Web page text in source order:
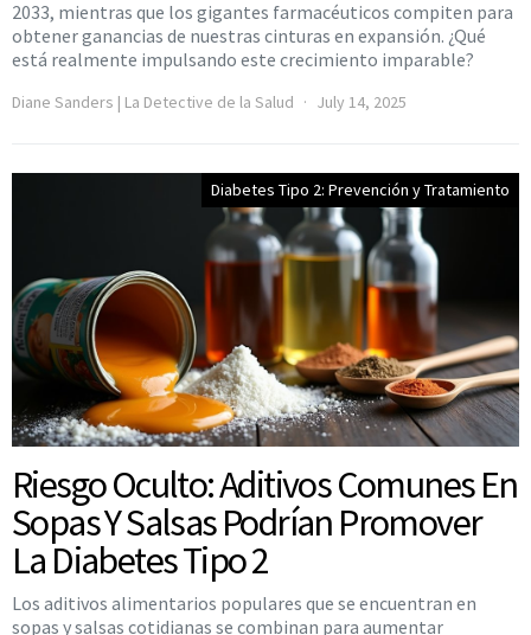
2033, mientras que los gigantes farmacéuticos compiten para
obtener ganancias de nuestras cinturas en expansión. ¿Qué
está realmente impulsando este crecimiento imparable?
Diane Sanders | La Detective de la Salud July 14, 2025
Diabetes Tipo 2: Prevención y Tratamiento
Riesgo Oculto: Aditivos Comunes En
Sopas Y Salsas Podrían Promover
La Diabetes Tipo 2
Los aditivos alimentarios populares que se encuentran en
sopas y salsas cotidianas se combinan para aumentar